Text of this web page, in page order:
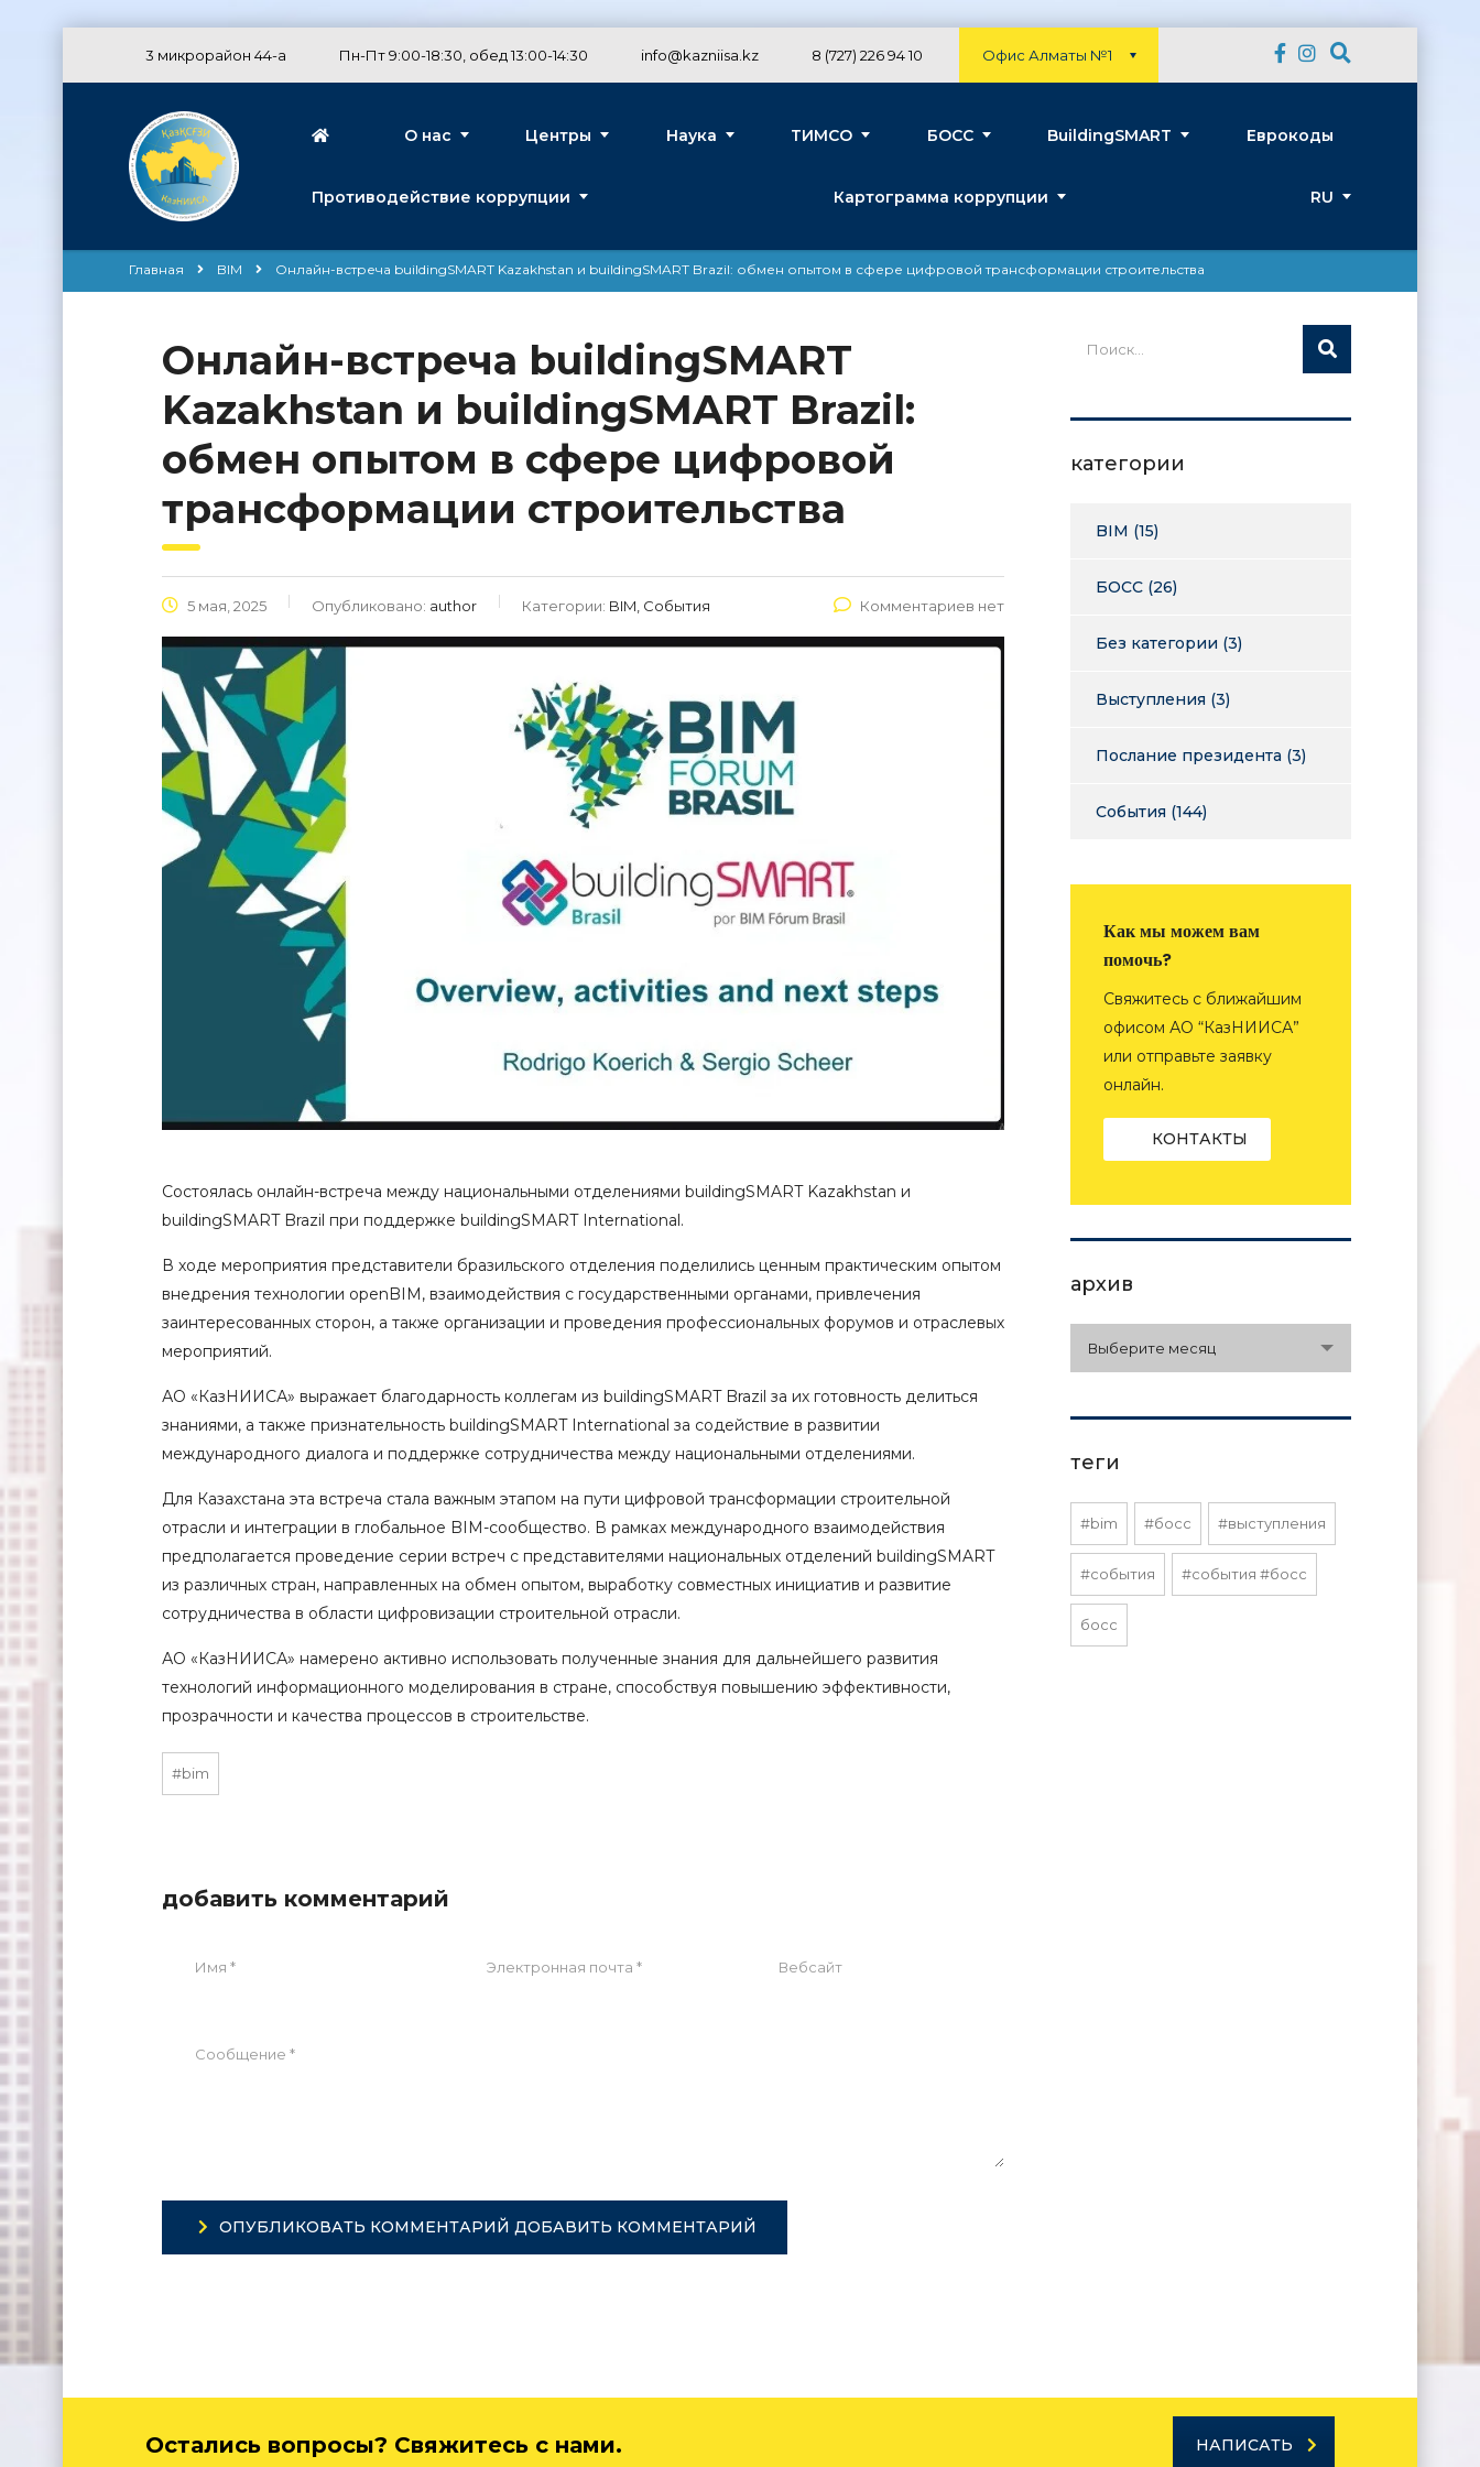
Офис Алматы №1
3 микрорайон 44-а Пн-Пт 9:00-18:30, обед 13:00-14:30 info@kazniisa.kz 8 (727) 226 94 10
О нас Центры Наука ТИМСО БОСС BuildingSMART Еврокоды
Противодействие коррупции Картограмма коррупции RU
Главная BIM Онлайн-встреча buildingSMART Kazakhstan и buildingSMART Brazil: обмен опытом в сфере цифровой трансформации строительства
Онлайн-встреча buildingSMART
Kazakhstan и buildingSMART Brazil:
обмен опытом в сфере цифровой
трансформации строительства
5 мая, 2025 Опубликовано: author Категории: BIM, События Комментариев нет
Состоялась онлайн-встреча между национальными отделениями buildingSMART Kazakhstan и
buildingSMART Brazil при поддержке buildingSMART International.
В ходе мероприятия представители бразильского отделения поделились ценным практическим опытом
внедрения технологии openBIM, взаимодействия с государственными органами, привлечения
заинтересованных сторон, а также организации и проведения профессиональных форумов и отраслевых
мероприятий.
АО «КазНИИСА» выражает благодарность коллегам из buildingSMART Brazil за их готовность делиться
знаниями, а также признательность buildingSMART International за содействие в развитии
международного диалога и поддержке сотрудничества между национальными отделениями.
Для Казахстана эта встреча стала важным этапом на пути цифровой трансформации строительной
отрасли и интеграции в глобальное BIM-сообщество. В рамках международного взаимодействия
предполагается проведение серии встреч с представителями национальных отделений buildingSMART
из различных стран, направленных на обмен опытом, выработку совместных инициатив и развитие
сотрудничества в области цифровизации строительной отрасли.
АО «КазНИИСА» намерено активно использовать полученные знания для дальнейшего развития
технологий информационного моделирования в стране, способствуя повышению эффективности,
прозрачности и качества процессов в строительстве.
#bim
добавить комментарий
ОПУБЛИКОВАТЬ КОММЕНТАРИЙ ДОБАВИТЬ КОММЕНТАРИЙ
категории
BIM (15)
БОСС (26)
Без категории (3)
Выступления (3)
Послание президента (3)
События (144)
Как мы можем вам
помочь?
Свяжитесь с ближайшим
офисом АО “КазНИИСА”
или отправьте заявку
онлайн.
КОНТАКТЫ
архив
архив
Выберите месяц
теги
#bim #босс #выступления
#события #события #босс
босс
Остались вопросы? Свяжитесь с нами. НАПИСАТЬ